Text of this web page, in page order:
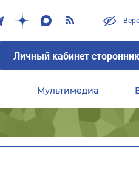
Личный кабинет
Мультимедиа